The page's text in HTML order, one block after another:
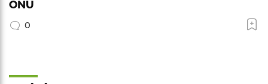
ONU
0